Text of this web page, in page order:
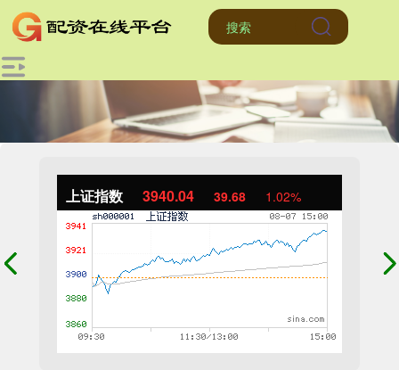
上证指数 3940.04 39.68 1.02%